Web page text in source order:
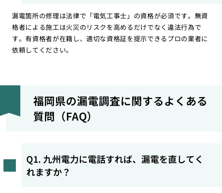
漏電箇所の修理は法律で「電気工事士」の資格が必須です。無資
格者による施工は火災のリスクを高めるだけでなく違法行為で
す。有資格者が在籍し、適切な資格証を提示できるプロの業者に
依頼してください。
福岡県の漏電調査に関するよくある
質問（FAQ）
Q1. 九州電力に電話すれば、漏電を直してく
れますか？